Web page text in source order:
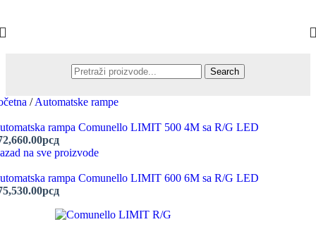
Search
/ Automatske rampe
rampa Comunello LIMIT 500 4M sa R/G LED
рсд
na sve proizvode
rampa Comunello LIMIT 600 6M sa R/G LED
рсд